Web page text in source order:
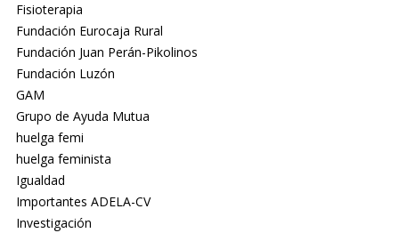
Fisioterapia
Fundación Eurocaja Rural
Fundación Juan Perán-Pikolinos
Fundación Luzón
GAM
Grupo de Ayuda Mutua
huelga femi
huelga feminista
Igualdad
Importantes ADELA-CV
Investigación